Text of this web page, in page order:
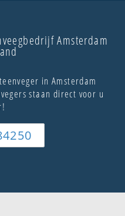
Amsterdam
in Amsterdam
staan direct voor u